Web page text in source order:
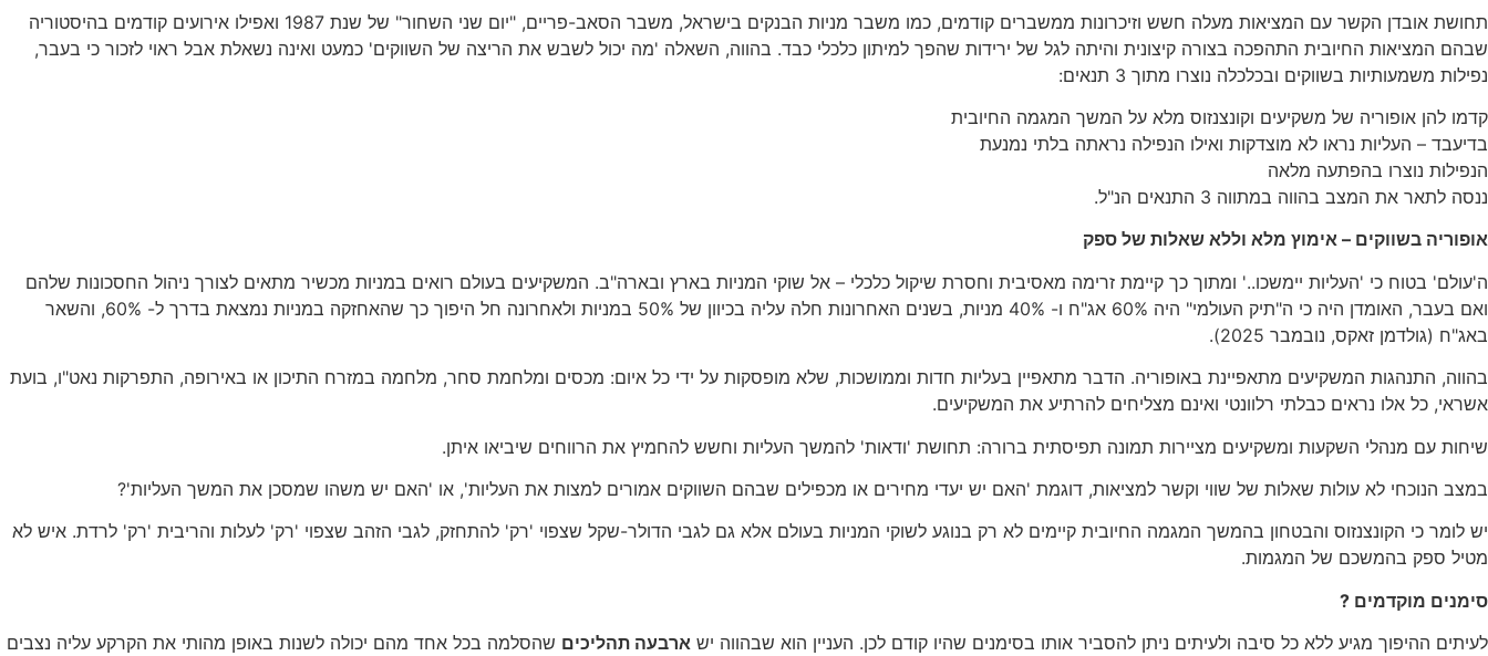
תחושת אובדן הקשר עם המציאות מעלה חשש וזיכרונות ממשברים קודמים, כמו משבר מניות הבנקים בישראל, משבר הסאב-פריים, "יום שני השחור" של שנת 1987 ואפילו אירועים קודמים בהיסטוריה
שבהם המציאות החיובית התהפכה בצורה קיצונית והיתה לגל של ירידות שהפך למיתון כלכלי כבד. בהווה, השאלה 'מה יכול לשבש את הריצה של השווקים' כמעט ואינה נשאלת אבל ראוי לזכור כי בעבר,
נפילות משמעותיות בשווקים ובכלכלה נוצרו מתוך 3 תנאים:
קדמו להן אופוריה של משקיעים וקונצנזוס מלא על המשך המגמה החיובית
בדיעבד – העליות נראו לא מוצדקות ואילו הנפילה נראתה בלתי נמנעת
הנפילות נוצרו בהפתעה מלאה
ננסה לתאר את המצב בהווה במתווה 3 התנאים הנ"ל.
אופוריה בשווקים – אימוץ מלא וללא שאלות של ספק
ה'עולם' בטוח כי 'העליות יימשכו..' ומתוך כך קיימת זרימה מאסיבית וחסרת שיקול כלכלי – אל שוקי המניות בארץ ובארה"ב. המשקיעים בעולם רואים במניות מכשיר מתאים לצורך ניהול החסכונות שלהם
ואם בעבר, האומדן היה כי ה"תיק העולמי" היה 60% אג"ח ו- 40% מניות, בשנים האחרונות חלה עליה בכיוון של 50% במניות ולאחרונה חל היפוך כך שהאחזקה במניות נמצאת בדרך ל- 60%, והשאר
באג"ח (גולדמן זאקס, נובמבר 2025).
בהווה, התנהגות המשקיעים מתאפיינת באופוריה. הדבר מתאפיין בעליות חדות וממושכות, שלא מופסקות על ידי כל איום: מכסים ומלחמת סחר, מלחמה במזרח התיכון או באירופה, התפרקות נאט"ו, בועת
אשראי, כל אלו נראים כבלתי רלוונטי ואינם מצליחים להרתיע את המשקיעים.
שיחות עם מנהלי השקעות ומשקיעים מציירות תמונה תפיסתית ברורה: תחושת 'ודאות' להמשך העליות וחשש להחמיץ את הרווחים שיביאו איתן.
במצב הנוכחי לא עולות שאלות של שווי וקשר למציאות, דוגמת 'האם יש יעדי מחירים או מכפילים שבהם השווקים אמורים למצות את העליות', או 'האם יש משהו שמסכן את המשך העליות'?
יש לומר כי הקונצנזוס והבטחון בהמשך המגמה החיובית קיימים לא רק בנוגע לשוקי המניות בעולם אלא גם לגבי הדולר-שקל שצפוי 'רק' להתחזק, לגבי הזהב שצפוי 'רק' לעלות והריבית 'רק' לרדת. איש לא
מטיל ספק בהמשכם של המגמות.
סימנים מוקדמים ?
לעיתים ההיפוך מגיע ללא כל סיבה ולעיתים ניתן להסביר אותו בסימנים שהיו קודם לכן. העניין הוא שבהווה יש ארבעה תהליכים שהסלמה בכל אחד מהם יכולה לשנות באופן מהותי את הקרקע עליה נצבים